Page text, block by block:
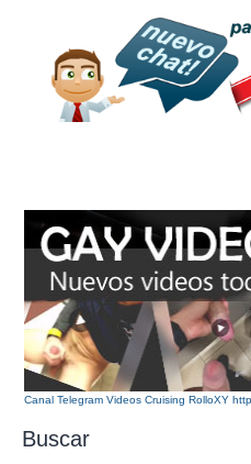
Canal Telegram Videos Cruising RolloXY
Buscar